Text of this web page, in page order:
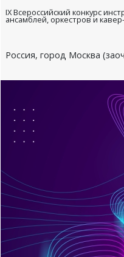
IX Всероссийский конкурс
ансамблей, оркестров и
Россия, город Москва